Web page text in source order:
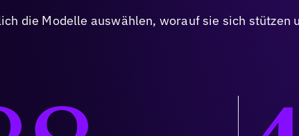
die Modelle auswählen, worauf sie sich stützen